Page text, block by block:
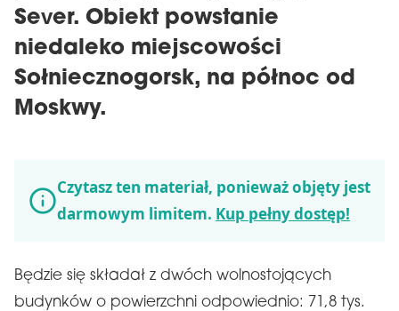
Sever. Obiekt powstanie
niedaleko miejscowości
Sołniecznogorsk, na północ od
Moskwy.
Czytasz ten materiał, ponieważ objęty jest
darmowym limitem. Kup pełny dostęp!
Będzie się składał z dwóch wolnostojących
budynków o powierzchni odpowiednio: 71,8 tys.